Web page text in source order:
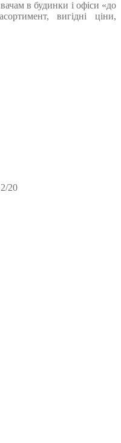
в будинки і офіси «до
вигідні ціни,
20